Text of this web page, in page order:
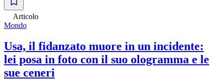
Articolo
Mondo
Usa, il fidanzato muore in un incidente:
lei posa in foto con il suo ologramma e le
sue ceneri